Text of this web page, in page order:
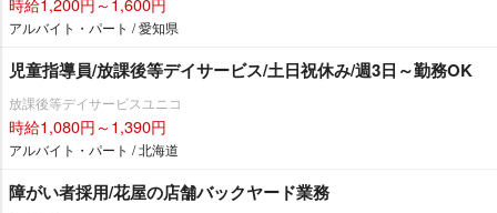
アルバイト・パート / 愛知県
児童指導員/放課後等デイサービス/土日祝休み/週3日～勤務OK
放課後等デイサービスユニコ
時給1,080円～1,390円
アルバイト・パート / 北海道
障がい者採用/花屋の店舗バックヤード業務